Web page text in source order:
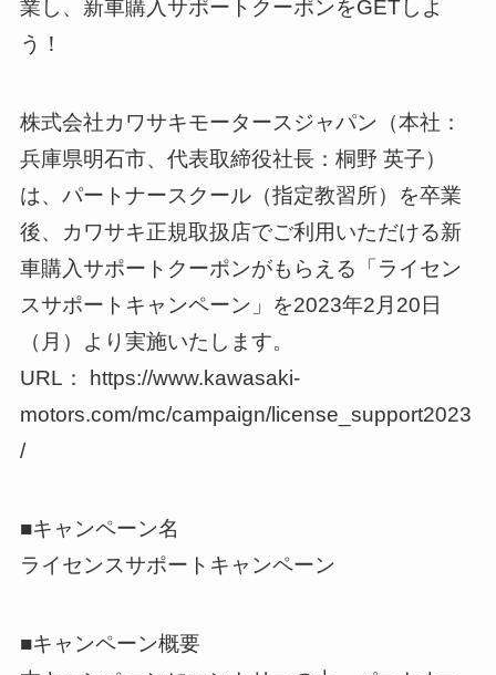
業し、新車購入サポートクーポンをGETしよ
う！
株式会社カワサキモータースジャパン（本社：
兵庫県明石市、代表取締役社長：桐野 英子）
は、パートナースクール（指定教習所）を卒業
後、カワサキ正規取扱店でご利用いただける新
車購入サポートクーポンがもらえる「ライセン
スサポートキャンペーン」を2023年2月20日
（月）より実施いたします。
URL： https://www.kawasaki-
motors.com/mc/campaign/license_support2023
/
■キャンペーン名
ライセンスサポートキャンペーン
■キャンペーン概要